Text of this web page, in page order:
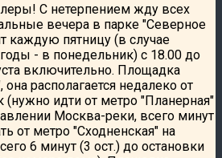
С нетерпением жду всех
вечера в парке "Северное
каждую пятницу (в случае
- в понедельник) с 18.00 до
включительно. Площадка
располагается недалеко от
(нужно идти от метро "Планерная"
Москва-реки, всего минут
от метро "Сходненская" на
6 минут (3 ост.) до остановки